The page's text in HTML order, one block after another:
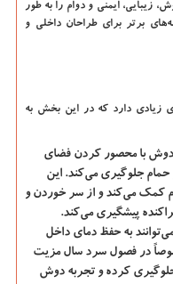
زیبایی، ایمنی و دوام را به طور
برتر برای طراحان داخلی و
زیادی دارد که در این بخش به
دوش با محصور کردن فضای
جلوگیری می‌کند. این
کمک می‌کند و از سر خوردن و
پیشگیری می‌کند.
به حفظ دمای داخل
در فصول سرد سال مزیت
کرده و تجربه دوش